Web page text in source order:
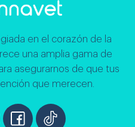
en el corazón de la
una amplia gama de
asegurarnos de que tus
que merecen.